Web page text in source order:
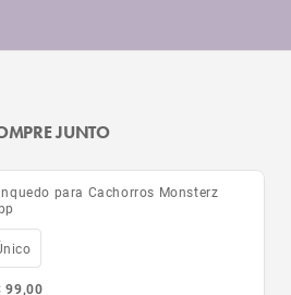
JUNTO
para Cachorros Monsterz
99,00